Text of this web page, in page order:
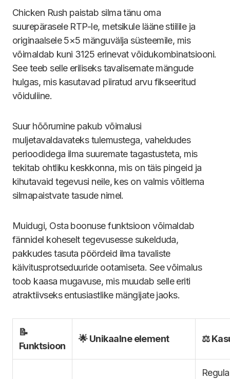
Chicken Rush paistab silma tänu oma
suurepärasele RTP-le, metsikule lääne stiilile ja
originaalsele 5×5 mänguvälja süsteemile, mis
võimaldab kuni 3125 erinevat võidukombinatsiooni.
See teeb selle eriliseks tavalisemate mängude
hulgas, mis kasutavad piiratud arvu fikseeritud
võiduliine.
Suur hõõrumine pakub võimalusi
muljetavaldavateks tulemustega, vaheldudes
perioodidega ilma suuremate tagastusteta, mis
tekitab ohtliku keskkonna, mis on täis pingeid ja
kihutavaid tegevusi neile, kes on valmis võitlema
silmapaistvate tasude nimel.
Muidugi, Osta boonuse funktsioon võimaldab
fännidel koheselt tegevusesse sukelduda,
pakkudes tasuta pöördeid ilma tavaliste
käivitusprotseduuride ootamiseta. See võimalus
toob kaasa mugavuse, mis muudab selle eriti
atraktiivseks entusiastlike mängijate jaoks.
📝
Funktsioon
🌟 Unikaalne element ⚖️